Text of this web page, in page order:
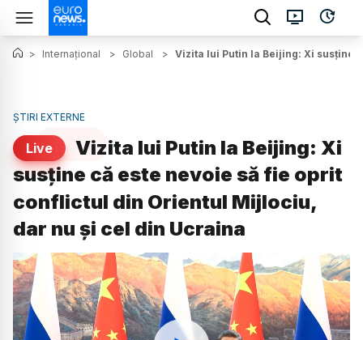
> Internațional > Global > Vizita lui Putin la Beijing: Xi susține
ȘTIRI EXTERNE
Live
Vizita lui Putin la Beijing: Xi
susține că este nevoie să fie oprit
conflictul din Orientul Mijlociu,
dar nu și cel din Ucraina